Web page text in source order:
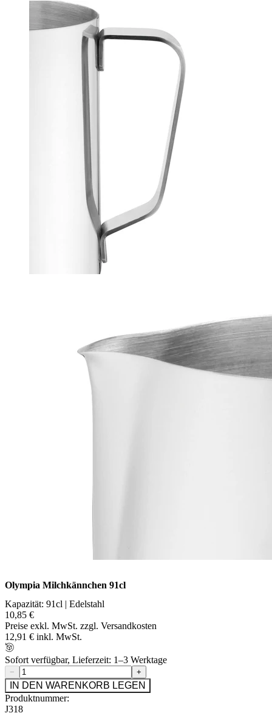
Olympia Milchkännchen 91cl
Kapazität: 91cl | Edelstahl
10,85 €
Preise exkl. MwSt. zzgl. Versandkosten
12,91 € inkl. MwSt.
Sofort verfügbar, Lieferzeit: 1–3 Werktage
− +
IN DEN WARENKORB LEGEN
Produktnummer:
J318